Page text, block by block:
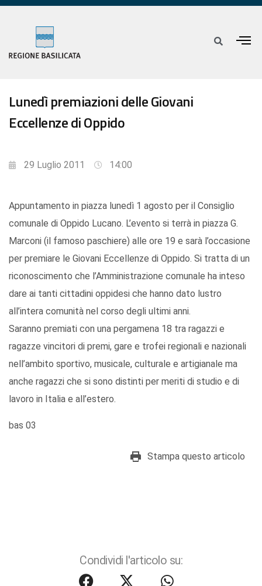
Lunedì premiazioni delle Giovani
Eccellenze di Oppido
29 Luglio 2011 14:00
Appuntamento in piazza lunedì 1 agosto per il Consiglio
comunale di Oppido Lucano. L’evento si terrà in piazza G.
Marconi (il famoso paschiere) alle ore 19 e sarà l’occasione
per premiare le Giovani Eccellenze di Oppido. Si tratta di un
riconoscimento che l’Amministrazione comunale ha inteso
dare ai tanti cittadini oppidesi che hanno dato lustro
all’intera comunità nel corso degli ultimi anni.
Saranno premiati con una pergamena 18 tra ragazzi e
ragazze vincitori di premi, gare e trofei regionali e nazionali
nell’ambito sportivo, musicale, culturale e artigianale ma
anche ragazzi che si sono distinti per meriti di studio e di
lavoro in Italia e all’estero.
bas 03
Stampa questo articolo
Condividi l'articolo su: